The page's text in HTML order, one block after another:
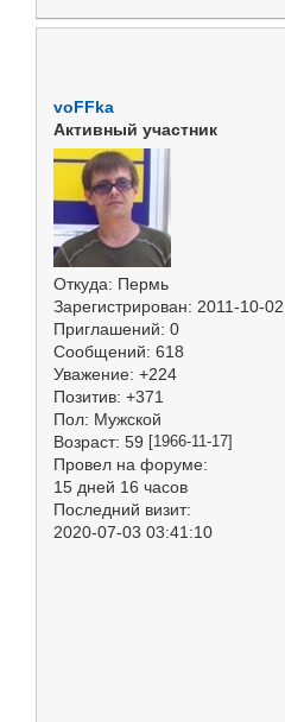
voFFka
Активный участник
Откуда: Пермь
Зарегистрирован: 2011-10-02
Приглашений: 0
Сообщений: 618
Уважение: +224
Позитив: +371
Пол: Мужской
Возраст: 59 [1966-11-17]
Провел на форуме:
15 дней 16 часов
Последний визит:
2020-07-03 03:41:10